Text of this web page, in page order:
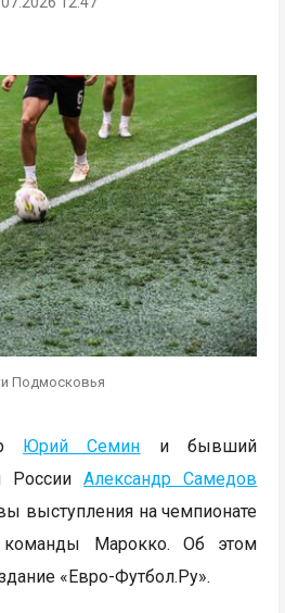
Подмосковья
Юрий Семин и бывший
РоссииАлександр Самедов
выступления на чемпионате
Марокко. Об этом
«Евро-Футбол.Ру».